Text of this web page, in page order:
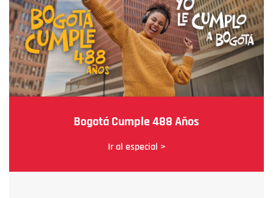
Bogotá Cumple 488 Años
Ir al especial >